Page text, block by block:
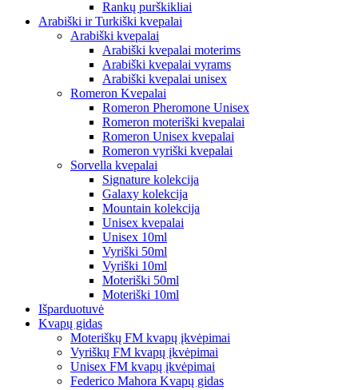
Rankų purškikliai
Arabiški ir Turkiški kvepalai
Arabiški kvepalai
Arabiški kvepalai moterims
Arabiški kvepalai vyrams
Arabiški kvepalai unisex
Romeron Kvepalai
Romeron Pheromone Unisex
Romeron moteriški kvepalai
Romeron Unisex kvepalai
Romeron vyriški kvepalai
Sorvella kvepalai
Signature kolekcija
Galaxy kolekcija
Mountain kolekcija
Unisex kvepalai
Unisex 10ml
Vyriški 50ml
Vyriški 10ml
Moteriški 50ml
Moteriški 10ml
Išparduotuvė
Kvapų gidas
Moteriškų FM kvapų įkvėpimai
Vyriškų FM kvapų įkvėpimai
Unisex FM kvapų įkvėpimai
Federico Mahora Kvapų gidas